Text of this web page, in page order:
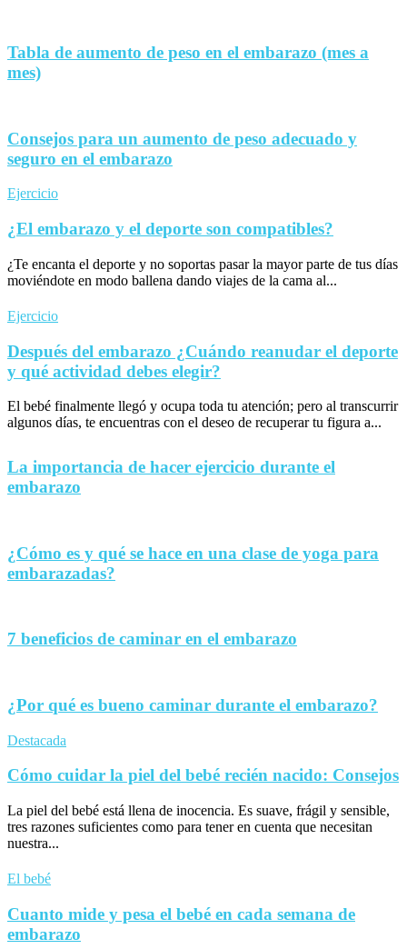
Tabla de aumento de peso en el embarazo (mes a
mes)
Consejos para un aumento de peso adecuado y
seguro en el embarazo
Ejercicio
¿El embarazo y el deporte son compatibles?
¿Te encanta el deporte y no soportas pasar la mayor parte de tus días
moviéndote en modo ballena dando viajes de la cama al...
Ejercicio
Después del embarazo ¿Cuándo reanudar el deporte
y qué actividad debes elegir?
El bebé finalmente llegó y ocupa toda tu atención; pero al transcurrir
algunos días, te encuentras con el deseo de recuperar tu figura a...
La importancia de hacer ejercicio durante el
embarazo
¿Cómo es y qué se hace en una clase de yoga para
embarazadas?
7 beneficios de caminar en el embarazo
¿Por qué es bueno caminar durante el embarazo?
Destacada
Cómo cuidar la piel del bebé recién nacido: Consejos
La piel del bebé está llena de inocencia. Es suave, frágil y sensible,
tres razones suficientes como para tener en cuenta que necesitan
nuestra...
El bebé
Cuanto mide y pesa el bebé en cada semana de
embarazo